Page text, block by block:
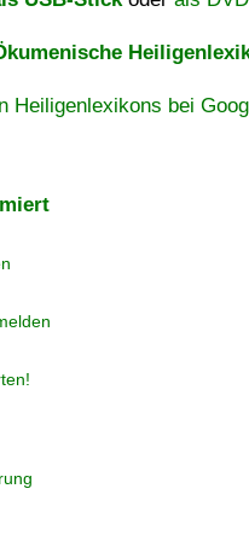
bei